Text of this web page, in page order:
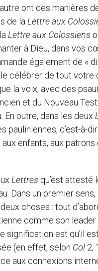
ont des manières
de la Lettreaux
Lettreaux Colossiens
à Dieu, dans vos
également de «
célébrer de tout votre
la voix, avec des
et du Nouveau
outre, dans les deux
pauliniennes, c’est-à-
enfants, aux
Lettres qu’est attesté
Dans un premier
choses : tout
comme son
signification est qu’il
(en effet, selon Col 2,
aux connexions